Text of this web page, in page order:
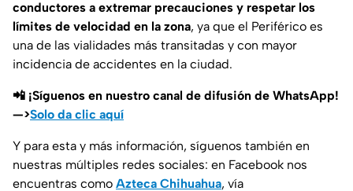
conductores a extremar precauciones y respetar los
límites de velocidad en la zona, ya que el Periférico es
una de las vialidades más transitadas y con mayor
incidencia de accidentes en la ciudad.
📲 ¡Síguenos en nuestro canal de difusión de WhatsApp!
—>Solo da clic aquí
Y para esta y más información, síguenos también en
nuestras múltiples redes sociales: en Facebook nos
encuentras como Azteca Chihuahua, vía